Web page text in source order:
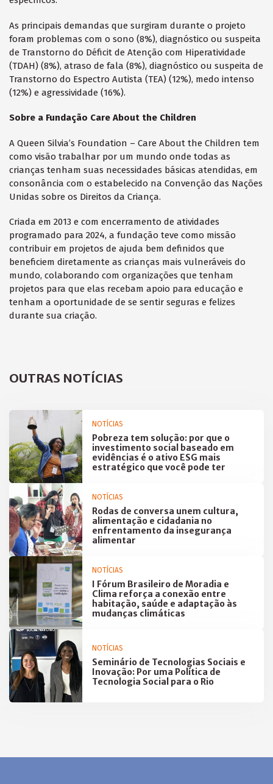
As principais demandas que surgiram durante o projeto
foram problemas com o sono (8%), diagnóstico ou suspeita
de Transtorno do Déficit de Atenção com Hiperatividade
(TDAH) (8%), atraso de fala (8%), diagnóstico ou suspeita de
Transtorno do Espectro Autista (TEA) (12%), medo intenso
(12%) e agressividade (16%).
Sobre a Fundação Care About the Children
A Queen Silvia’s Foundation – Care About the Children tem
como visão trabalhar por um mundo onde todas as
crianças tenham suas necessidades básicas atendidas, em
consonância com o estabelecido na Convenção das Nações
Unidas sobre os Direitos da Criança.
Criada em 2013 e com encerramento de atividades
programado para 2024, a fundação teve como missão
contribuir em projetos de ajuda bem definidos que
beneficiem diretamente as crianças mais vulneráveis do
mundo, colaborando com organizações que tenham
projetos para que elas recebam apoio para educação e
tenham a oportunidade de se sentir seguras e felizes
durante sua criação.
OUTRAS NOTÍCIAS
NOTÍCIAS
Pobreza tem solução: por que o
investimento social baseado em
evidências é o ativo ESG mais
estratégico que você pode ter
NOTÍCIAS
Rodas de conversa unem cultura,
alimentação e cidadania no
enfrentamento da insegurança
alimentar
NOTÍCIAS
I Fórum Brasileiro de Moradia e
Clima reforça a conexão entre
habitação, saúde e adaptação às
mudanças climáticas
NOTÍCIAS
Seminário de Tecnologias Sociais e
Inovação: Por uma Política de
Tecnologia Social para o Rio